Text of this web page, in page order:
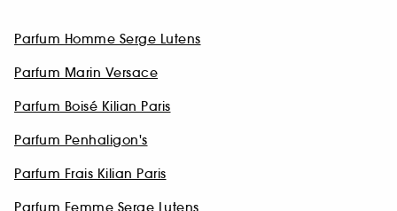
Parfum Homme Serge Lutens
Parfum Marin Versace
Parfum Boisé Kilian Paris
Parfum Penhaligon's
Parfum Frais Kilian Paris
Parfum Femme Serge Lutens